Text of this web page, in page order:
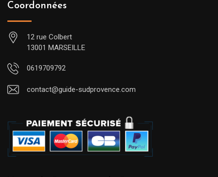
Coordonnées
12 rue Colbert
13001 MARSEILLE
0619709792
contact@guide-sudprovence.com